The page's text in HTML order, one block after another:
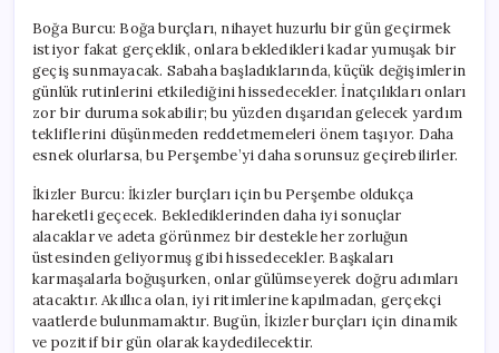
Boğa Burcu: Boğa burçları, nihayet huzurlu bir gün geçirmek
istiyor fakat gerçeklik, onlara bekledikleri kadar yumuşak bir
geçiş sunmayacak. Sabaha başladıklarında, küçük değişimlerin
günlük rutinlerini etkilediğini hissedecekler. İnatçılıkları onları
zor bir duruma sokabilir; bu yüzden dışarıdan gelecek yardım
tekliflerini düşünmeden reddetmemeleri önem taşıyor. Daha
esnek olurlarsa, bu Perşembe’yi daha sorunsuz geçirebilirler.
İkizler Burcu: İkizler burçları için bu Perşembe oldukça
hareketli geçecek. Beklediklerinden daha iyi sonuçlar
alacaklar ve adeta görünmez bir destekle her zorluğun
üstesinden geliyormuş gibi hissedecekler. Başkaları
karmaşalarla boğuşurken, onlar gülümseyerek doğru adımları
atacaktır. Akıllıca olan, iyi ritimlerine kapılmadan, gerçekçi
vaatlerde bulunmamaktır. Bugün, İkizler burçları için dinamik
ve pozitif bir gün olarak kaydedilecektir.